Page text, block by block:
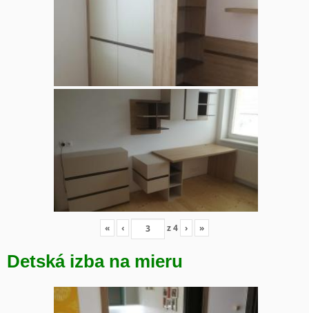
« ‹ z4 › »
Detská izba na mieru